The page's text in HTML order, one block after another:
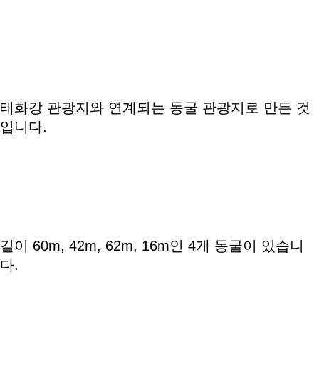
태화강 관광지와 연계되는 동굴 관광지로 만든 것
입니다.
길이 60m, 42m, 62m, 16m인 4개 동굴이 있습니
다.